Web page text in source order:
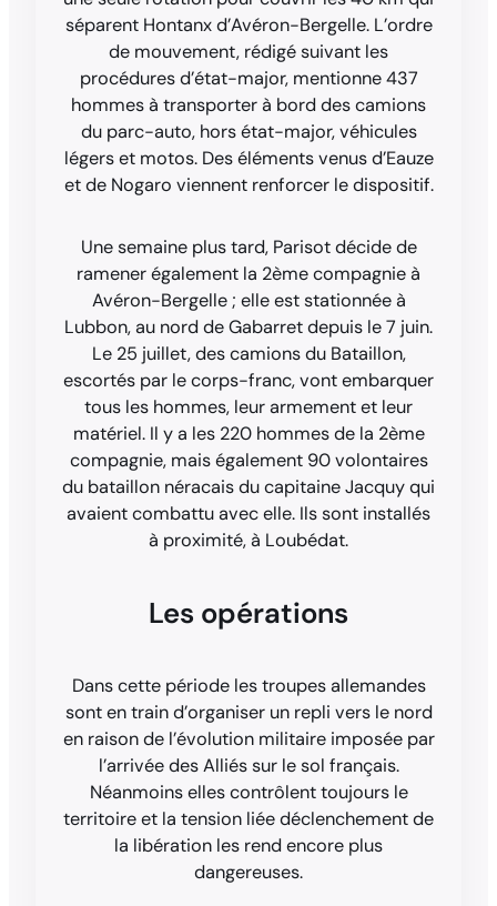
séparent Hontanx d’Avéron-Bergelle. L’ordre
de mouvement, rédigé suivant les
procédures d’état-major, mentionne 437
hommes à transporter à bord des camions
du parc-auto, hors état-major, véhicules
légers et motos. Des éléments venus d’Eauze
et de Nogaro viennent renforcer le dispositif.
Une semaine plus tard, Parisot décide de
ramener également la 2ème compagnie à
Avéron-Bergelle ; elle est stationnée à
Lubbon, au nord de Gabarret depuis le 7 juin.
Le 25 juillet, des camions du Bataillon,
escortés par le corps-franc, vont embarquer
tous les hommes, leur armement et leur
matériel. Il y a les 220 hommes de la 2ème
compagnie, mais également 90 volontaires
du bataillon néracais du capitaine Jacquy qui
avaient combattu avec elle. Ils sont installés
à proximité, à Loubédat.
Les opérations
Dans cette période les troupes allemandes
sont en train d’organiser un repli vers le nord
en raison de l’évolution militaire imposée par
l’arrivée des Alliés sur le sol français.
Néanmoins elles contrôlent toujours le
territoire et la tension liée déclenchement de
la libération les rend encore plus
dangereuses.